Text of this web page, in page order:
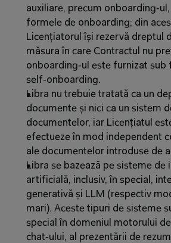
auxiliare, precum
formele de onboarding; din
Licențiatorul își rezervă dreptul
măsura în care Contractul nu
onboarding‑ul este furnizat sub
self‑onboarding.
Libra nu trebuie tratată ca un
documente și nici ca un sistem
documentelor, iar Licențiatul
efectueze în mod independent
ale documentelor introduse de
Libra se bazează pe sisteme de
artificială, inclusiv, în special,
generativă și LLM (respectiv
mari). Aceste tipuri de sisteme
special în domeniul motorului de
chat‑ului, al prezentării de